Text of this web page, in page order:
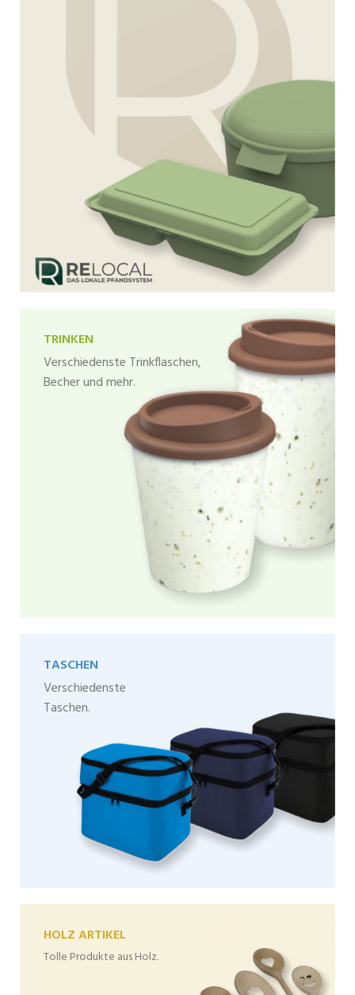
TRINKEN
Verschiedenste Trinkflaschen,
Becher und mehr.
TASCHEN
Verschiedenste
Taschen.
HOLZ ARTIKEL
Tolle Produkte aus Holz.